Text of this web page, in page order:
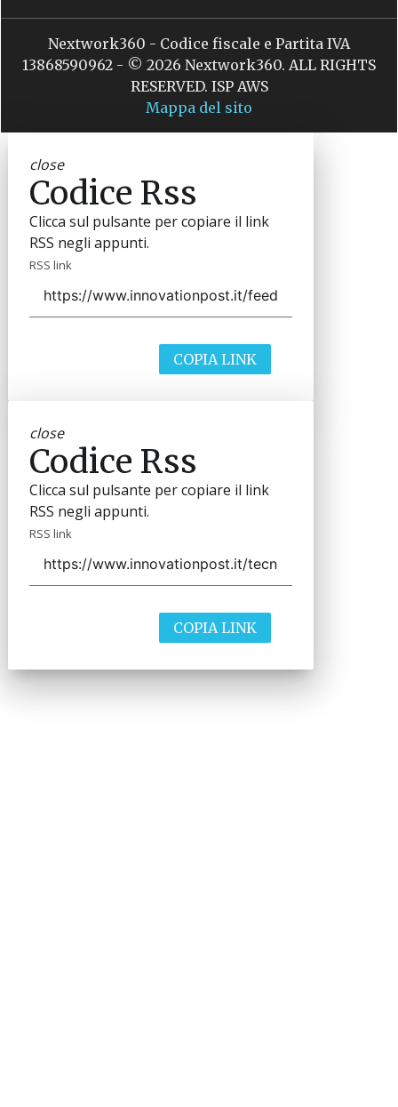
Nextwork360 - Codice fiscale e Partita IVA
13868590962 - © 2026 Nextwork360. ALL RIGHTS
RESERVED. ISP AWS
Mappa del sito
close
Codice Rss
Clicca sul pulsante per copiare il link
RSS negli appunti.
RSS link
COPIA LINK
close
Codice Rss
Clicca sul pulsante per copiare il link
RSS negli appunti.
RSS link
COPIA LINK